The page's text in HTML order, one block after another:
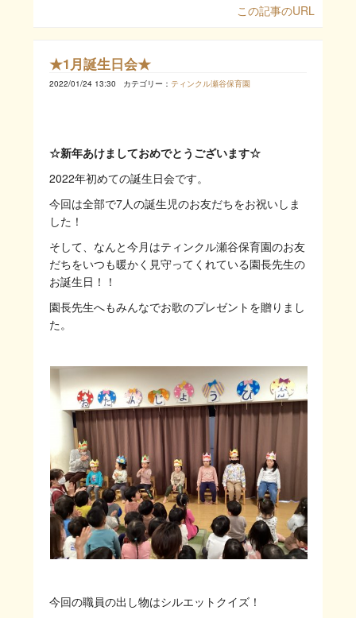
この記事のURL
★1月誕生日会★
2022/01/24 13:30 カテゴリー： ティンクル瀬谷保育園
☆新年あけましておめでとうございます☆
2022年初めての誕生日会です。
今回は全部で7人の誕生児のお友だちをお祝いしま
した！
そして、なんと今月はティンクル瀬谷保育園のお友
だちをいつも暖かく見守ってくれている園長先生の
お誕生日！！
園長先生へもみんなでお歌のプレゼントを贈りまし
た。
今回の職員の出し物はシルエットクイズ！